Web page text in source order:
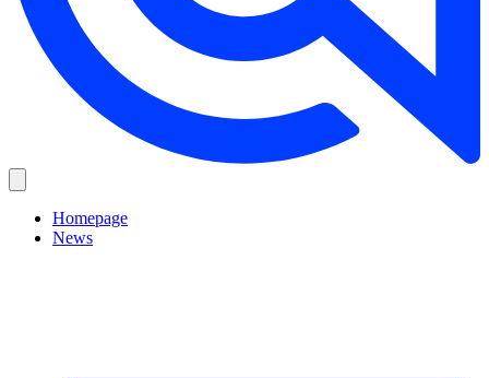
Homepage
News